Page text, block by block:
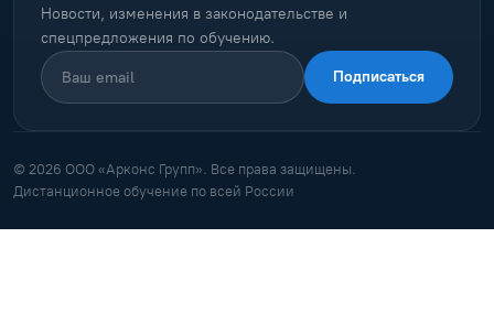
Новости, изменения в законодательстве и
спецпредложения по обучению.
Подписаться
© 2026 ООО «Арконс Групп». Все права защищены.
Дистанционное обучение по всей России